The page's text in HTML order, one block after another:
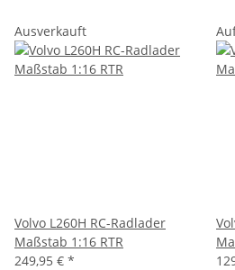
Ausverkauft
Volvo L260H RC-Radlader
Maßstab 1:16 RTR
249,95 € *